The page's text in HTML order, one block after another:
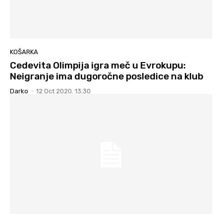
KOŠARKA
Cedevita Olimpija igra meč u Evrokupu:
Neigranje ima dugoročne posledice na klub
Darko - 12 Oct 2020. 13:30